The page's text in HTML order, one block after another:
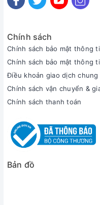
Chính sách
Chính sách bảo mật thông
Chính sách bảo mật thông
Điều khoản giao dịch chung
Chính sách vận chuyển &
Chính sách thanh toán
Bản đồ